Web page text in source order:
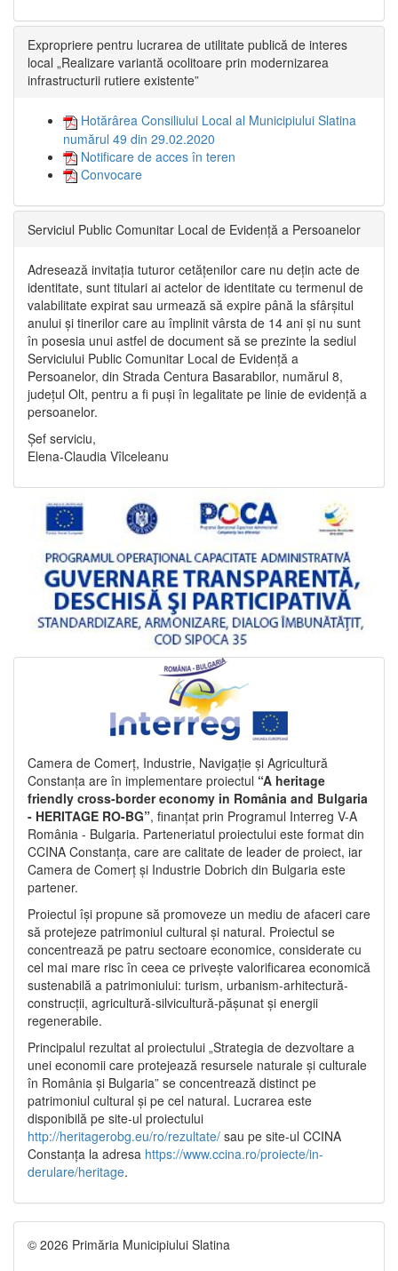
Expropriere pentru lucrarea de utilitate publică de interes
local „Realizare variantă ocolitoare prin modernizarea
infrastructurii rutiere existente”
Hotărârea Consiliului Local al Municipiului Slatina
numărul 49 din 29.02.2020
Notificare de acces în teren
Convocare
Serviciul Public Comunitar Local de Evidență a Persoanelor
Adresează invitația tuturor cetățenilor care nu dețin acte de
identitate, sunt titulari ai actelor de identitate cu termenul de
valabilitate expirat sau urmează să expire până la sfârșitul
anului și tinerilor care au împlinit vârsta de 14 ani și nu sunt
în posesia unui astfel de document să se prezinte la sediul
Serviciului Public Comunitar Local de Evidență a
Persoanelor, din Strada Centura Basarabilor, numărul 8,
județul Olt, pentru a fi puși în legalitate pe linie de evidență a
persoanelor.
Șef serviciu,
Elena-Claudia Vîlceleanu
Camera de Comerț, Industrie, Navigație și Agricultură
Constanța are în implementare proiectul “A heritage
friendly cross-border economy in România and Bulgaria
- HERITAGE RO-BG”, finanțat prin Programul Interreg V-A
România - Bulgaria. Parteneriatul proiectului este format din
CCINA Constanța, care are calitate de leader de proiect, iar
Camera de Comerț și Industrie Dobrich din Bulgaria este
partener.
Proiectul își propune să promoveze un mediu de afaceri care
să protejeze patrimoniul cultural și natural. Proiectul se
concentrează pe patru sectoare economice, considerate cu
cel mai mare risc în ceea ce privește valorificarea economică
sustenabilă a patrimoniului: turism, urbanism-arhitectură-
construcții, agricultură-silvicultură-pășunat și energii
regenerabile.
Principalul rezultat al proiectului „Strategia de dezvoltare a
unei economii care protejează resursele naturale și culturale
în România și Bulgaria” se concentrează distinct pe
patrimoniul cultural și pe cel natural. Lucrarea este
disponibilă pe site-ul proiectului
http://heritagerobg.eu/ro/rezultate/ sau pe site-ul CCINA
Constanța la adresa https://www.ccina.ro/proiecte/in-
derulare/heritage.
© 2026 Primăria Municipiului Slatina